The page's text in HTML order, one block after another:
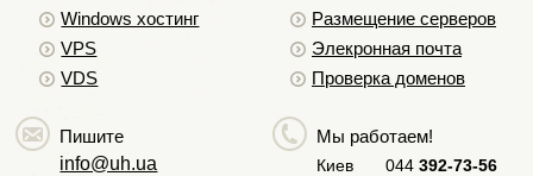
Windows хостинг
VPS
VDS
Размещение серверов
Элекронная почта
Проверка доменов
Пишите
info@uh.ua
Мы работаем!
Киев 044 392-73-56